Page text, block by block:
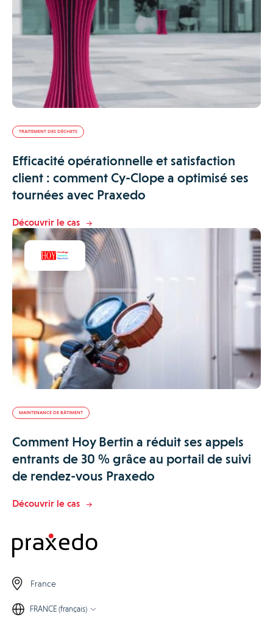
TRAITEMENT DES DÉCHETS
Efficacité opérationnelle et satisfaction
client : comment Cy-Clope a optimisé ses
tournées avec Praxedo
Découvrir le cas
MAINTENANCE DE BÂTIMENT
Comment Hoy Bertin a réduit ses appels
entrants de 30 % grâce au portail de suivi
de rendez-vous Praxedo
Découvrir le cas
France
FRANCE (français)